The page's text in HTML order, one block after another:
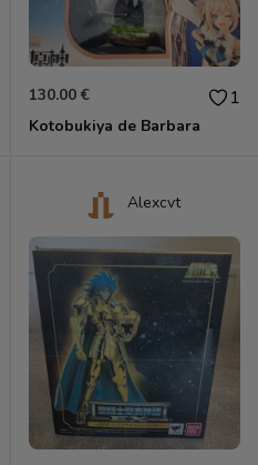
130.00 € 1
Kotobukiya de Barbara
Alexcvt